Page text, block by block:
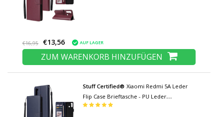
€16,95 €13,56 AUF LAGER
ZUM WARENKORB HINZUFÜGEN
Stuff Certified® Xiaomi Redmi 5A Leder
Flip Case Brieftasche - PU Leder
Brieftasche Abdeckung Cas Case Blau